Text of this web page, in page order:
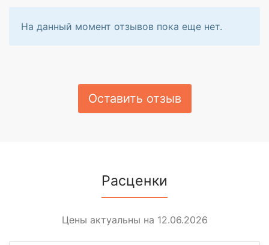
На данный момент отзывов пока еще нет.
Оставить отзыв
Расценки
Цены актуальны на 12.06.2026